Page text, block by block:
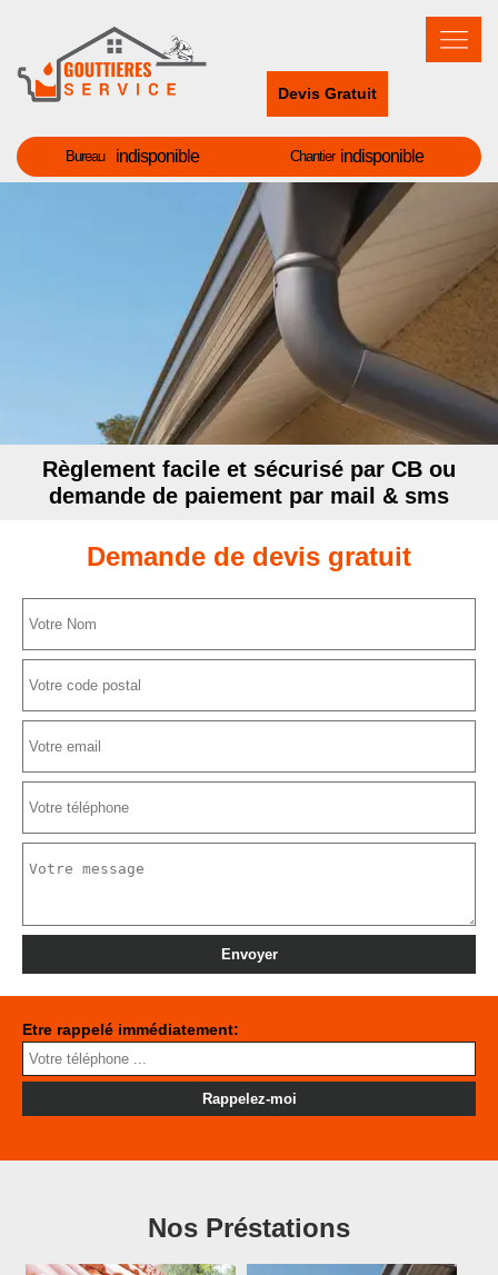
Devis Gratuit
Bureau indisponible Chantier indisponible
Règlement facile et sécurisé par CB ou
demande de paiement par mail & sms
Demande de devis gratuit
Etre rappelé immédiatement:
Nos Préstations